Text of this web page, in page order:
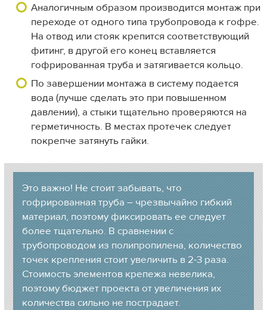
Аналогичным образом производится монтаж при
переходе от одного типа трубопровода к гофре.
На отвод или стояк крепится соответствующий
фитинг, в другой его конец вставляется
гофрированная труба и затягивается кольцо.
По завершении монтажа в систему подается
вода (лучше сделать это при повышенном
давлении), а стыки тщательно проверяются на
герметичность. В местах протечек следует
покрепче затянуть гайки.
Это важно! Не стоит забывать, что
гофрированная труба – чрезвычайно гибкий
материал, поэтому фиксировать ее следует
более тщательно. В сравнении с
трубопроводом из полипропилена, количество
точек крепления стоит увеличить в 2-3 раза.
Стоимость элементов крепежа невелика,
поэтому бюджет проекта от увеличения их
количества сильно не пострадает.